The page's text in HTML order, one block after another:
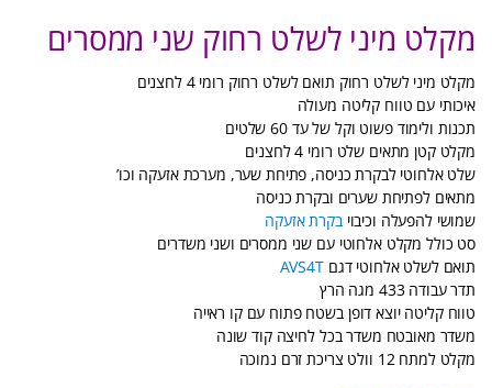
מקלט מיני לשלט רחוק שני ממסרים
מקלט מיני לשלט רחוק תואם לשלט רחוק רומי 4 לחצנים
איכותי עם טווח קליטה מעולה
תכנות ולימוד פשוט וקל של עד 60 שלטים
מקלט קטן מתאים שלט רומי 4 לחצנים
שלט אלחוטי לבקרת כניסה, פתיחת שער, מערכת אזעקה וכו’
מתאים לפתיחת שערים ובקרת כניסה
שמושי להפעלה וכיבויבקרת אזעקה
סט כולל מקלט אלחוטי עם שני ממסרים ושני משדרים
תואם לשלט אלחוטי דגםAVS4T
תדר עבודה 433 מגה הרץ
טווח קליטה יוצא דופן בשטח פתוח עם קו ראייה
משדר מאובטח משדר בכל לחיצה קוד שונה
מקלט למתח 12 וולט צריכת זרם נמוכה